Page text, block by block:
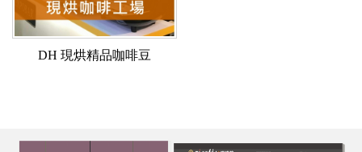
DH 現烘精品咖啡豆